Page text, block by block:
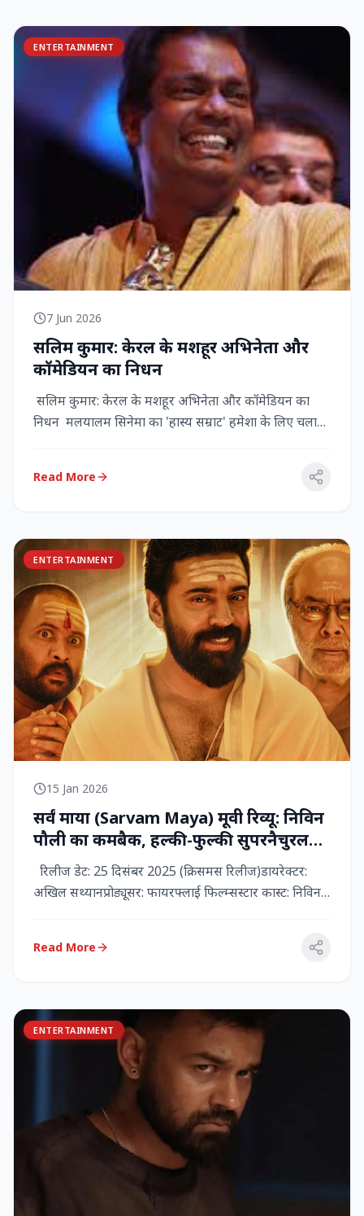
ENTERTAINMENT
7 Jun 2026
सलिम कुमार: केरल के मशहूर अभिनेता और
कॉमेडियन का निधन
सलिम कुमार: केरल के मशहूर अभिनेता और कॉमेडियन का
निधन मलयालम सिनेमा का 'हास्य सम्राट' हमेशा के लिए चला
Read More
ENTERTAINMENT
15 Jan 2026
सर्वं माया (Sarvam Maya) मूवी रिव्यू: निविन
पौली का कमबैक, हल्की-फुल्की सुपरनैचुरल
कॉमेडी जो दिल को छू जाती है
रिलीज डेट: 25 दिसंबर 2025 (क्रिसमस रिलीज)डायरेक्टर:
अखिल सथ्यानप्रोड्यूसर: फायरफ्लाई फिल्म्सस्टार कास्ट: निविन
Read More
ENTERTAINMENT